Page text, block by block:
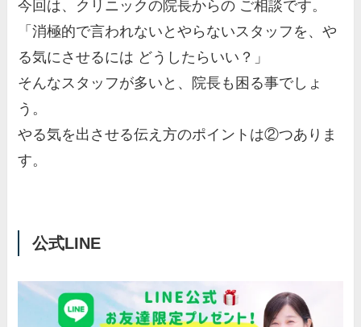
今回は、クリニックの院長からの ご相談です。
「消極的で言われないとやらないスタッフを、や
る気にさせるには どうしたらいい？」
そんなスタッフが多いと、院長も困る事でしょ
う。
やる気を出させる伝え方のポイントは②つありま
す。
公式LINE